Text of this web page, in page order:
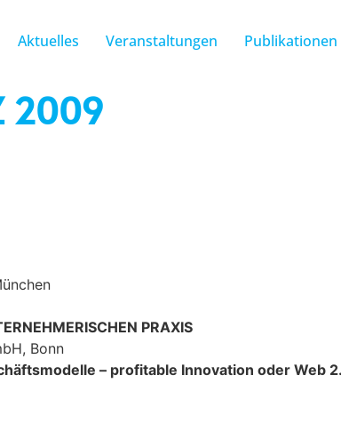
Aktuelles Veranstaltungen Publikationen
2009
PRAXIS
Bonn
– profitable Innovation oder Web